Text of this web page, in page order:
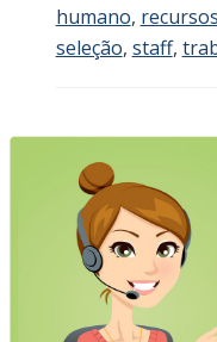
humano,
seleção, staff,